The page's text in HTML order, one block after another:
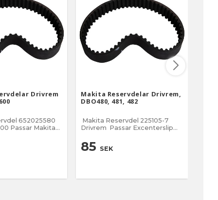
Drivrem
652025580
Makita Reservdelar Drivrem,
DBO480, 481, 482
Makita Reservdel 225105-7
Drivrem Passar Excenterslip
85 SEK